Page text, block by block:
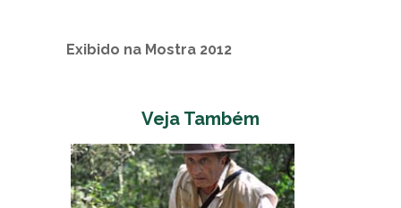
Exibido na Mostra 2012
Veja Também